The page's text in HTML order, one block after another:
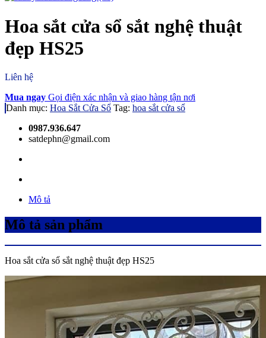
Hoa sắt cửa sổ sắt nghệ thuật
đẹp HS25
Liên hệ
Mua ngay Gọi điện xác nhận và giao hàng tận nơi
Danh mục: Hoa Sắt Cửa Sổ Tag: hoa sắt cửa sổ
0987.936.647
satdephn@gmail.com
Mô tả
Mô tả sản phẩm
Hoa sắt cửa sổ sắt nghệ thuật đẹp HS25